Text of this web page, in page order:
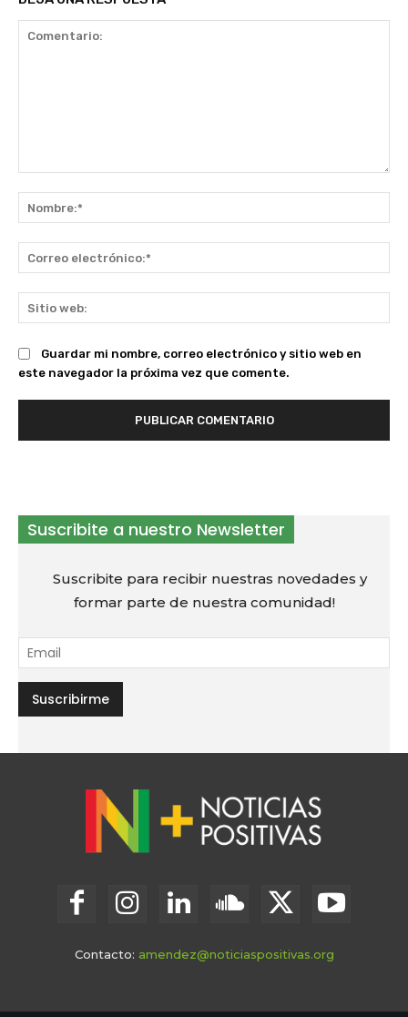
Guardar mi nombre, correo electrónico y sitio web en
este navegador la próxima vez que comente.
Suscribite a nuestro Newsletter
Suscribite para recibir nuestras novedades y
formar parte de nuestra comunidad!
Contacto: amendez@noticiaspositivas.org